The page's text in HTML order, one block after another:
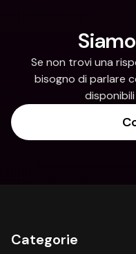
Se non trovi una
bisogno di parlare
Categorie